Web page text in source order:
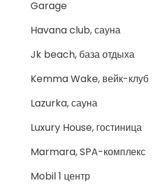
Garage
Havana club, сауна
Jk beach, база отдыха
Kemma Wake, вейк-клуб
Lazurka, сауна
Luxury House, гостиница
Marmara, SPA-комплекс
Mobil 1 центр